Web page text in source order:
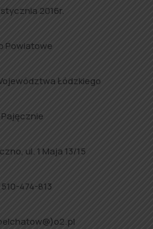
2016r.
Powiatowe
Łódzkiego
ul. 1 Maja 13/15
474-813